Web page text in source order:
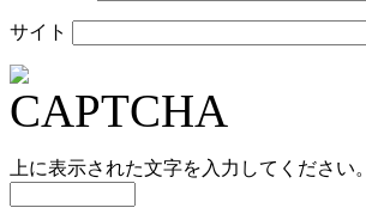
サイト
上に表示された文字を入力してください。